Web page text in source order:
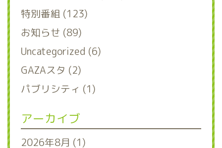
特別番組 (123)
お知らせ (89)
Uncategorized (6)
GAZAスタ (2)
パブリシティ (1)
アーカイブ
2026年8月 (1)